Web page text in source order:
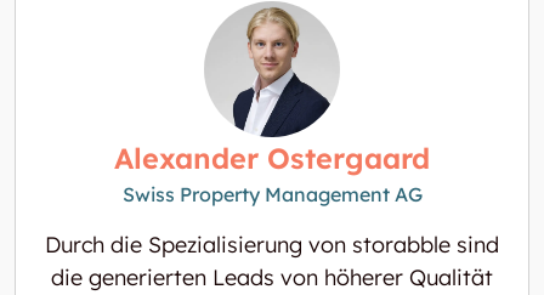
Alexander Ostergaard
Swiss Property Management AG
Durch die Spezialisierung von storabble sind
die generierten Leads von höherer Qualität